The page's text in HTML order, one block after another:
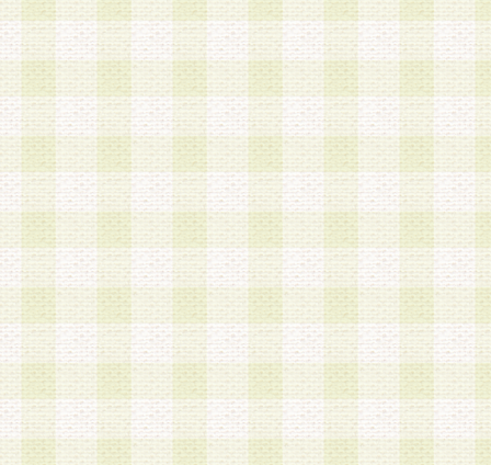
a.既に登録されている会員と同一のメールアドレ
録する場合
b.本サービスと同様のサービスを提供している企
業に従事していると思われる本人またはその家族
場合
c.その他当社が不適切と判断する場合
2.当社は、会員登録希望者を会員として承認する
した 場合、会員登録希望者による会員登録手続
による承認後の場合であっても、会員登録の取り
の抹消を、当社が適切と判 断する方法・手段に
とができるものとします。
3.会員登録希望者が18歳未満、成年被後見人、被
人 である場合は、親権者などの法定代理人の同
録を行うものとします。なお、義務教育学齢に該
者については、登録時に 当社が別途定める方法